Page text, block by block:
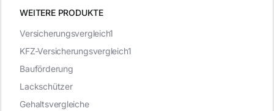
WEITERE PRODUKTE
Versicherungsvergleich1
KFZ-Versicherungsvergleich1
Bauförderung
Lackschützer
Gehaltsvergleiche